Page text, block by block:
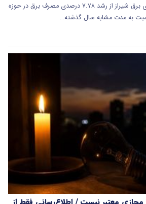
مدیرعامل شرکت توزیع نیروی برق شیراز از رشد ۷.۷۸ درصدی مصرف برق در حوزه
به مدت مشابه سال گذشته…